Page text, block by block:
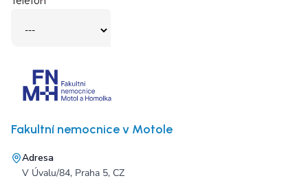
Fakultní nemocnice v Motole
Adresa
V Úvalu/84, Praha 5, CZ